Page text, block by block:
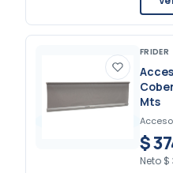
FRIDER
Mts
$
Neto $